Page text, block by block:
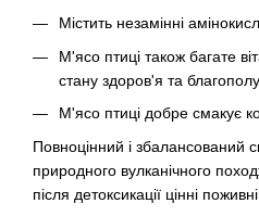
Містить незамінні
М'ясо птиці також багате
стану здоров'я та
М'ясо птиці добре смакує
Повноцінний і збалансований
природного вулканічного
після детоксикації цінні